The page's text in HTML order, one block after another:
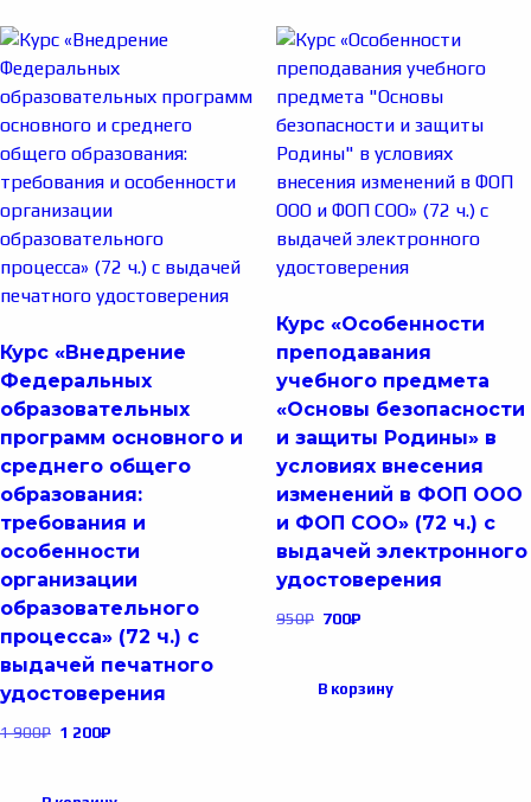
Курс «Внедрение
Федеральных
образовательных
программ основного и
среднего общего
образования:
требования и
особенности
организации
образовательного
процесса» (72 ч.) с
выдачей печатного
удостоверения
1 900₽ 1 200₽
Курс «Особенности
преподавания
учебного предмета
«Основы безопасности
и защиты Родины» в
условиях внесения
изменений в ФОП ООО
и ФОП СОО» (72 ч.) с
выдачей электронного
удостоверения
950₽ 700₽
В корзину